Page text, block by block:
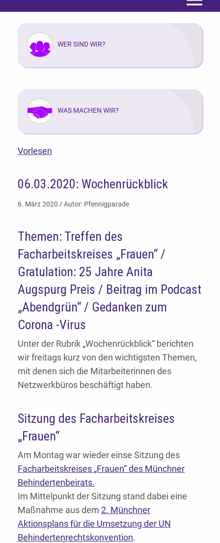
Menü
WER SIND WIR?
WAS MACHEN WIR?
Vorlesen
06.03.2020: Wochenrückblick
6. März 2020 / Autor: Pfennigparade
Themen: Treffen des
Facharbeitskreises „Frauen“ /
Gratulation: 25 Jahre Anita
Augspurg Preis / Beitrag im Podcast
„Abendgrün“ / Gedanken zum
Corona -Virus
Unter der Rubrik „Wochenrückblick“ berichten
wir freitags kurz von den wichtigsten Themen,
mit denen sich die Mitarbeiterinnen des
Netzwerkbüros beschäftigt haben.
Sitzung des Facharbeitskreises
„Frauen“
Am Montag war wieder einse Sitzung des
Facharbeitskreises „Frauen“ des Münchner
Behindertenbeirats.
Im Mittelpunkt der Sitzung stand dabei eine
Maßnahme aus dem 2. Münchner
Aktionsplans für die Umsetzung der UN
Behindertenrechtskonvention.